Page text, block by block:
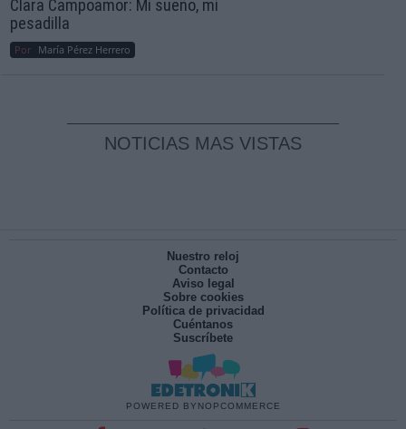
Clara Campoamor: Mi sueño, mi
pesadilla
Por María Pérez Herrero
NOTICIAS MAS VISTAS
Nuestro reloj
Contacto
Aviso legal
Sobre cookies
Política de privacidad
Cuéntanos
Suscríbete
POWERED BY NOPCOMMERCE